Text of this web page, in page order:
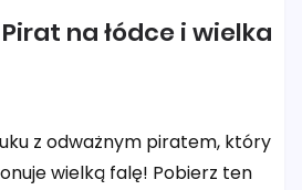
na łódce i wielka
z odważnym piratem, który
wielką falę! Pobierz ten